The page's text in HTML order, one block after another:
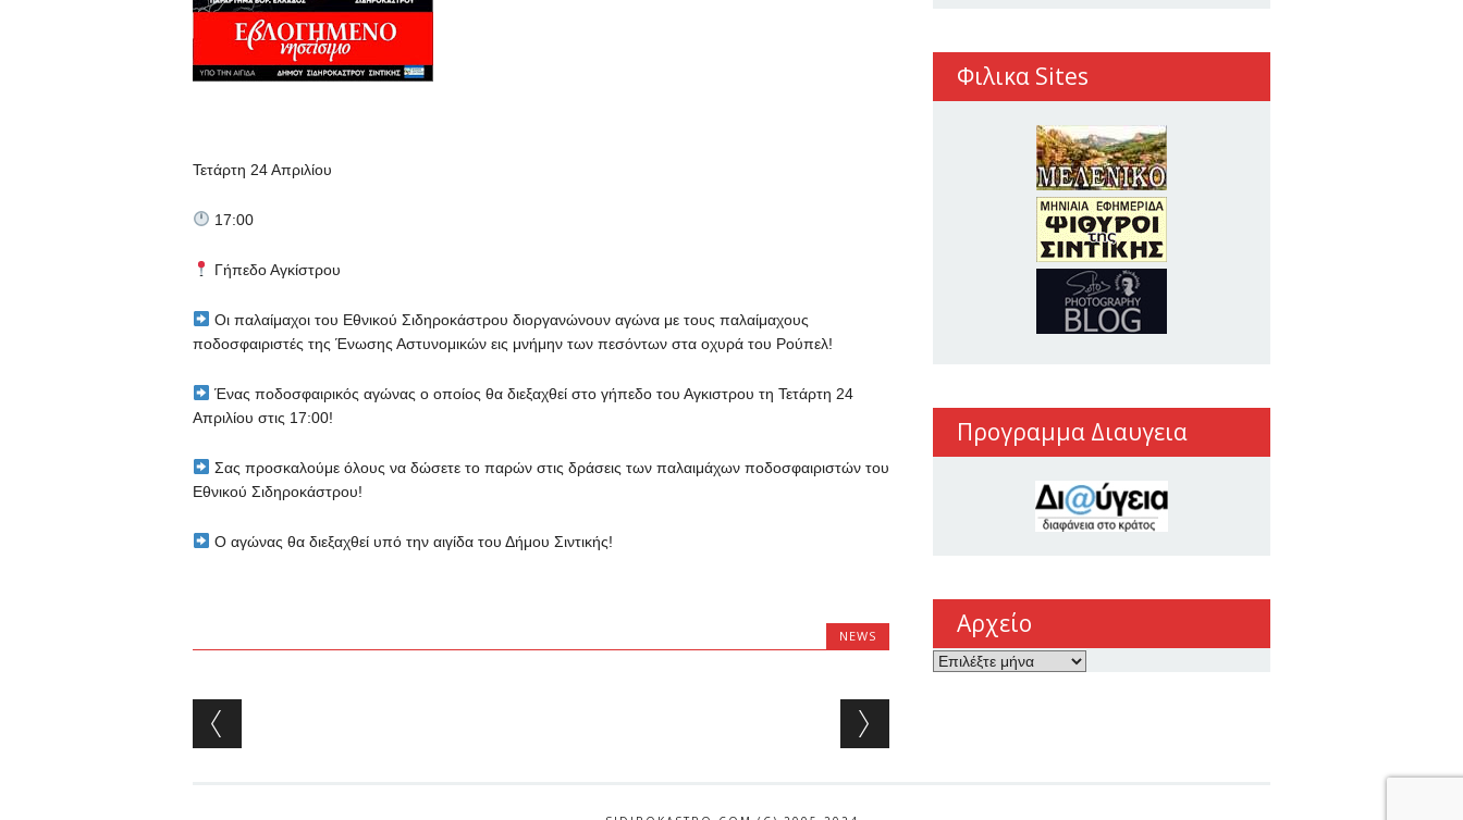
Τετάρτη 24 Απριλίου
17:00
Γήπεδο Αγκίστρου
Οι παλαίμαχοι του Εθνικού Σιδηροκάστρου διοργανώνουν αγώνα με τους παλαίμαχους
ποδοσφαιριστές της Ένωσης Αστυνομικών εις μνήμην των πεσόντων στα οχυρά του Ρούπελ!
Ένας ποδοσφαιρικός αγώνας ο οποίος θα διεξαχθεί στο γήπεδο του Αγκιστρου τη Τετάρτη 24
Απριλίου στις 17:00!
Σας προσκαλούμε όλους να δώσετε το παρών στις δράσεις των παλαιμάχων ποδοσφαιριστών του
Εθνικού Σιδηροκάστρου!
Ο αγώνας θα διεξαχθεί υπό την αιγίδα του Δήμου Σιντικής!
NEWS
Post navigation
Φιλικα Sites
Προγραμμα Διαυγεια
Αρχείο
Αρχείο